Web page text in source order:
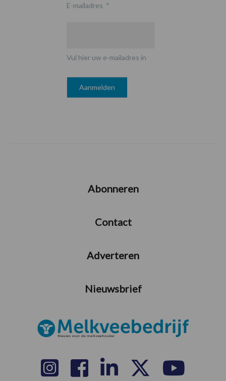
E-mailadres *
Vul hier uw e-mailadres in
Abonneren
Contact
Adverteren
Nieuwsbrief